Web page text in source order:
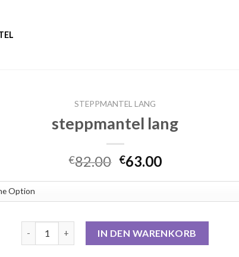
STEPPMANTEL LANG
steppmantel lang
€82.00 €63.00
IN DEN WARENKORB